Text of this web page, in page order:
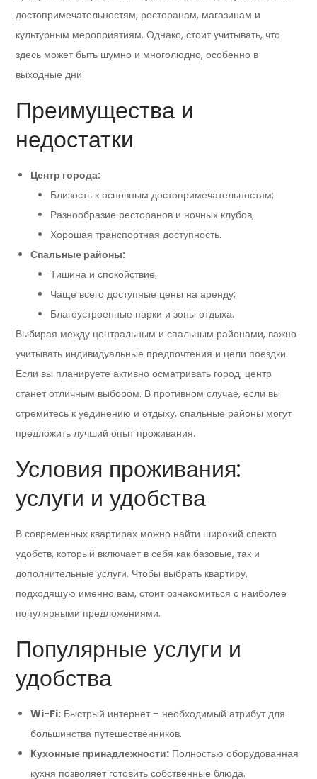
достопримечательностям, ресторанам, магазинам и
культурным мероприятиям. Однако, стоит учитывать, что
здесь может быть шумно и многолюдно, особенно в
выходные дни.
Преимущества и
недостатки
Центр города:
Близость к основным достопримечательностям;
Разнообразие ресторанов и ночных клубов;
Хорошая транспортная доступность.
Спальные районы:
Тишина и спокойствие;
Чаще всего доступные цены на аренду;
Благоустроенные парки и зоны отдыха.
Выбирая между центральным и спальным районами, важно
учитывать индивидуальные предпочтения и цели поездки.
Если вы планируете активно осматривать город, центр
станет отличным выбором. В противном случае, если вы
стремитесь к уединению и отдыху, спальные районы могут
предложить лучший опыт проживания.
Условия проживания:
услуги и удобства
В современных квартирах можно найти широкий спектр
удобств, который включает в себя как базовые, так и
дополнительные услуги. Чтобы выбрать квартиру,
подходящую именно вам, стоит ознакомиться с наиболее
популярными предложениями.
Популярные услуги и
удобства
Wi-Fi: Быстрый интернет – необходимый атрибут для
большинства путешественников.
Кухонные принадлежности: Полностью оборудованная
кухня позволяет готовить собственные блюда.